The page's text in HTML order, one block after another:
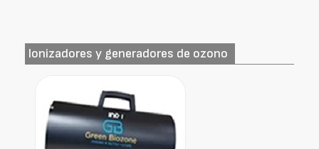
Ionizadores y generadores de ozono